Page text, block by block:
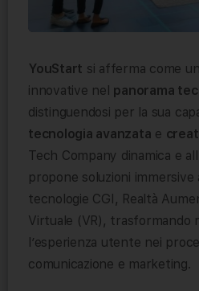
YouStart si afferma come
innovative nel panorama
distinguendosi per la sua
tecnologia avanzata e
Tech Company dinamica e
propone soluzioni immersive
tecnologie CGI, Realtà
Virtuale (VR), trasformando
l’esperienza utente nei
comunicazione e marketing.